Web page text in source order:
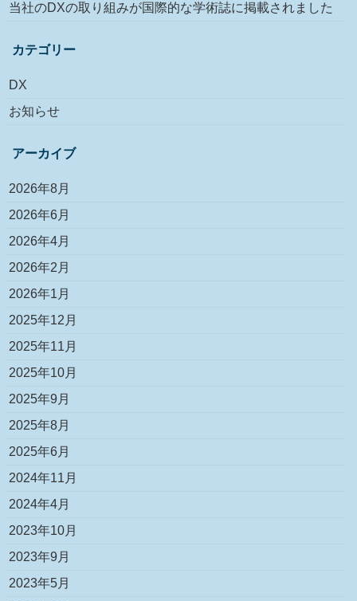
当社のDXの取り組みが国際的な学術誌に掲載されました
カテゴリー
DX
お知らせ
アーカイブ
2026年8月
2026年6月
2026年4月
2026年2月
2026年1月
2025年12月
2025年11月
2025年10月
2025年9月
2025年8月
2025年6月
2024年11月
2024年4月
2023年10月
2023年9月
2023年5月